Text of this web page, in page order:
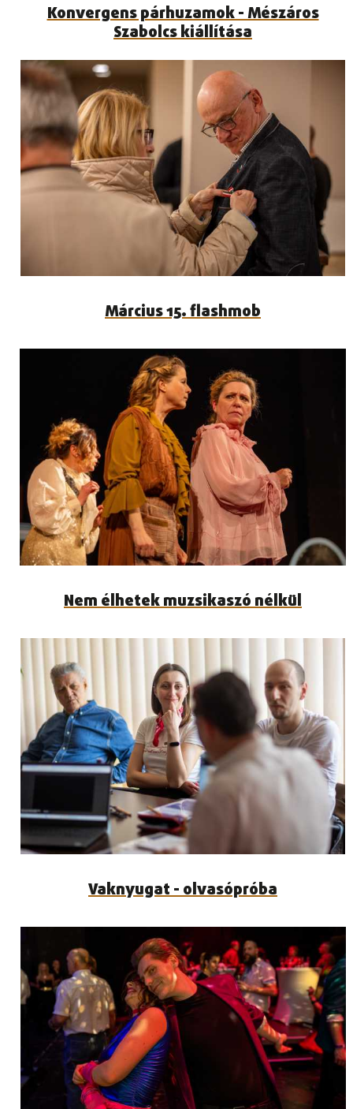
Konvergens párhuzamok - Mészáros
Szabolcs kiállítása
Március 15. flashmob
Nem élhetek muzsikaszó nélkül
Vaknyugat - olvasópróba